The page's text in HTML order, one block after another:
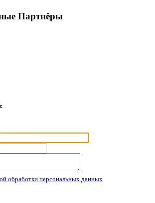
Партнёры
обработки персональных данных